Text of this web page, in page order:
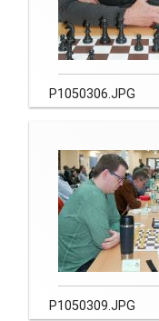
P1050306.JPG
P1050309.JPG